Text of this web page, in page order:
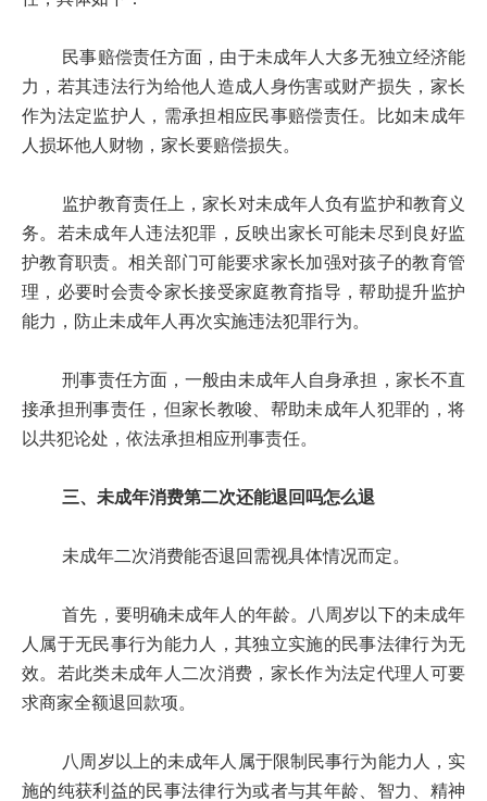
民事赔偿责任方面，由于未成年人大多无独立经济能
力，若其违法行为给他人造成人身伤害或财产损失，家长
作为法定监护人，需承担相应民事赔偿责任。比如未成年
人损坏他人财物，家长要赔偿损失。
监护教育责任上，家长对未成年人负有监护和教育义
务。若未成年人违法犯罪，反映出家长可能未尽到良好监
护教育职责。相关部门可能要求家长加强对孩子的教育管
理，必要时会责令家长接受家庭教育指导，帮助提升监护
能力，防止未成年人再次实施违法犯罪行为。
刑事责任方面，一般由未成年人自身承担，家长不直
接承担刑事责任，但家长教唆、帮助未成年人犯罪的，将
以共犯论处，依法承担相应刑事责任。
三、未成年消费第二次还能退回吗怎么退
未成年二次消费能否退回需视具体情况而定。
首先，要明确未成年人的年龄。八周岁以下的未成年
人属于无民事行为能力人，其独立实施的民事法律行为无
效。若此类未成年人二次消费，家长作为法定代理人可要
求商家全额退回款项。
八周岁以上的未成年人属于限制民事行为能力人，实
施的纯获利益的民事法律行为或者与其年龄、智力、精神